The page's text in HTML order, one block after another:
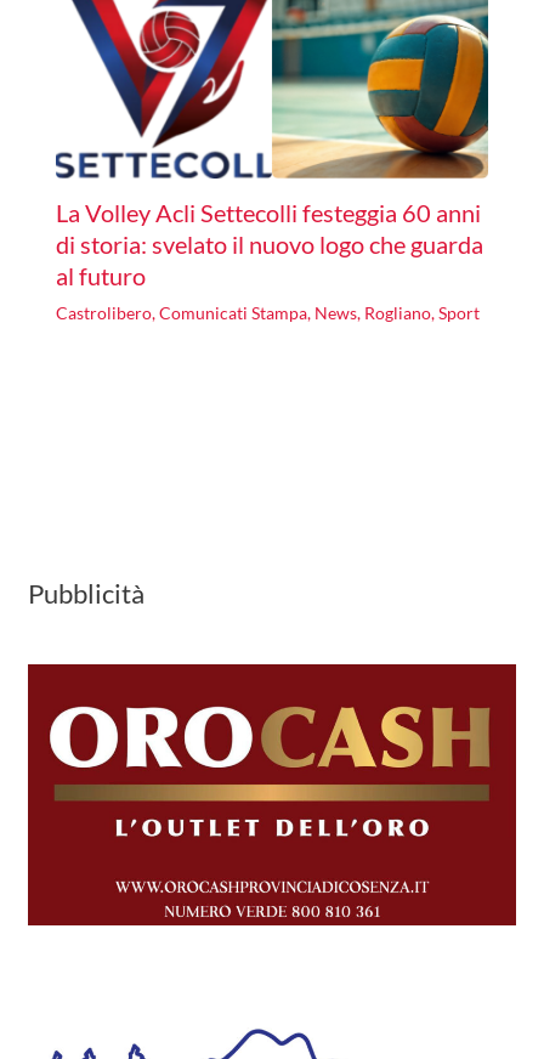
La Volley Acli Settecolli festeggia 60 anni
di storia: svelato il nuovo logo che guarda
al futuro
Castrolibero,Comunicati Stampa, News, Rogliano,Sport
Pubblicità